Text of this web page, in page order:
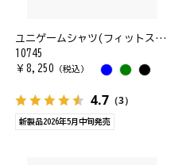
ユニゲームシャツ(フィットスタイル)
10745
￥ 8,250 （税込）
4.7（3）
新製品2026年5月中旬発売